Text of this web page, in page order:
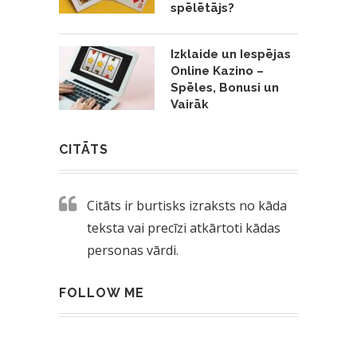
spēlētājs?
Izklaide un Iespējas
Online Kazino –
Spēles, Bonusi un
Vairāk
CITĀTS
Citāts ir burtisks izraksts no kāda
teksta vai precīzi atkārtoti kādas
personas vārdi.
FOLLOW ME